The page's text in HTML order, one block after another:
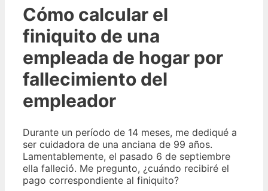
Cómo calcular el
finiquito de una
empleada de hogar por
fallecimiento del
empleador
Durante un período de 14 meses, me dediqué a
ser cuidadora de una anciana de 99 años.
Lamentablemente, el pasado 6 de septiembre
ella falleció. Me pregunto, ¿cuándo recibiré el
pago correspondiente al finiquito?